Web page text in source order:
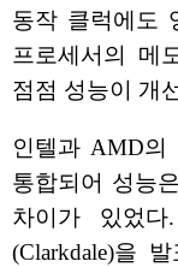
동작 클럭에도
프로세서의 메
점점 성능이 개
인텔과 AMD의
통합되어 성능
차이가 있었
(Clarkdale)을